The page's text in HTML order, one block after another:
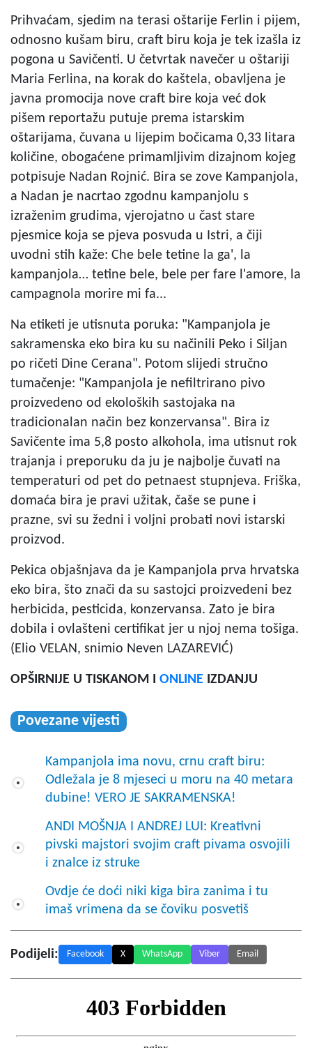
Prihvaćam, sjedim na terasi oštarije Ferlin i pijem,
odnosno kušam biru, craft biru koja je tek izašla iz
pogona u Savičenti. U četvrtak navečer u oštariji
Maria Ferlina, na korak do kaštela, obavljena je
javna promocija nove craft bire koja već dok
pišem reportažu putuje prema istarskim
oštarijama, čuvana u lijepim bočicama 0,33 litara
količine, obogaćene primamljivim dizajnom kojeg
potpisuje Nadan Rojnić. Bira se zove Kampanjola,
a Nadan je nacrtao zgodnu kampanjolu s
izraženim grudima, vjerojatno u čast stare
pjesmice koja se pjeva posvuda u Istri, a čiji
uvodni stih kaže: Che bele tetine la ga', la
kampanjola… tetine bele, bele per fare l'amore, la
campagnola morire mi fa...
Na etiketi je utisnuta poruka: "Kampanjola je
sakramenska eko bira ku su načinili Peko i Siljan
po ričeti Dine Cerana". Potom slijedi stručno
tumačenje: "Kampanjola je nefiltrirano pivo
proizvedeno od ekoloških sastojaka na
tradicionalan način bez konzervansa". Bira iz
Savičente ima 5,8 posto alkohola, ima utisnut rok
trajanja i preporuku da ju je najbolje čuvati na
temperaturi od pet do petnaest stupnjeva. Friška,
domaća bira je pravi užitak, čaše se pune i
prazne, svi su žedni i voljni probati novi istarski
proizvod.
Pekica objašnjava da je Kampanjola prva hrvatska
eko bira, što znači da su sastojci proizvedeni bez
herbicida, pesticida, konzervansa. Zato je bira
dobila i ovlašteni certifikat jer u njoj nema tošiga.
(Elio VELAN, snimio Neven LAZAREVIĆ)
OPŠIRNIJE U TISKANOM I ONLINE IZDANJU
Povezane vijesti
Kampanjola ima novu, crnu craft biru:
Odležala je 8 mjeseci u moru na 40 metara
dubine! VERO JE SAKRAMENSKA!
ANDI MOŠNJA I ANDREJ LUI: Kreativni
pivski majstori svojim craft pivama osvojili
i znalce iz struke
Ovdje će doći niki kiga bira zanima i tu
imaš vrimena da se čoviku posvetiš
Podijeli: Facebook X WhatsApp Viber Email